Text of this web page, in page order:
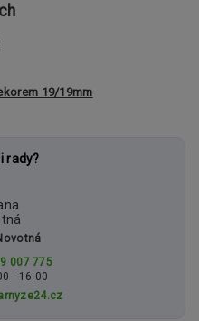
19/19mm
rady?
007 775
- 16:00